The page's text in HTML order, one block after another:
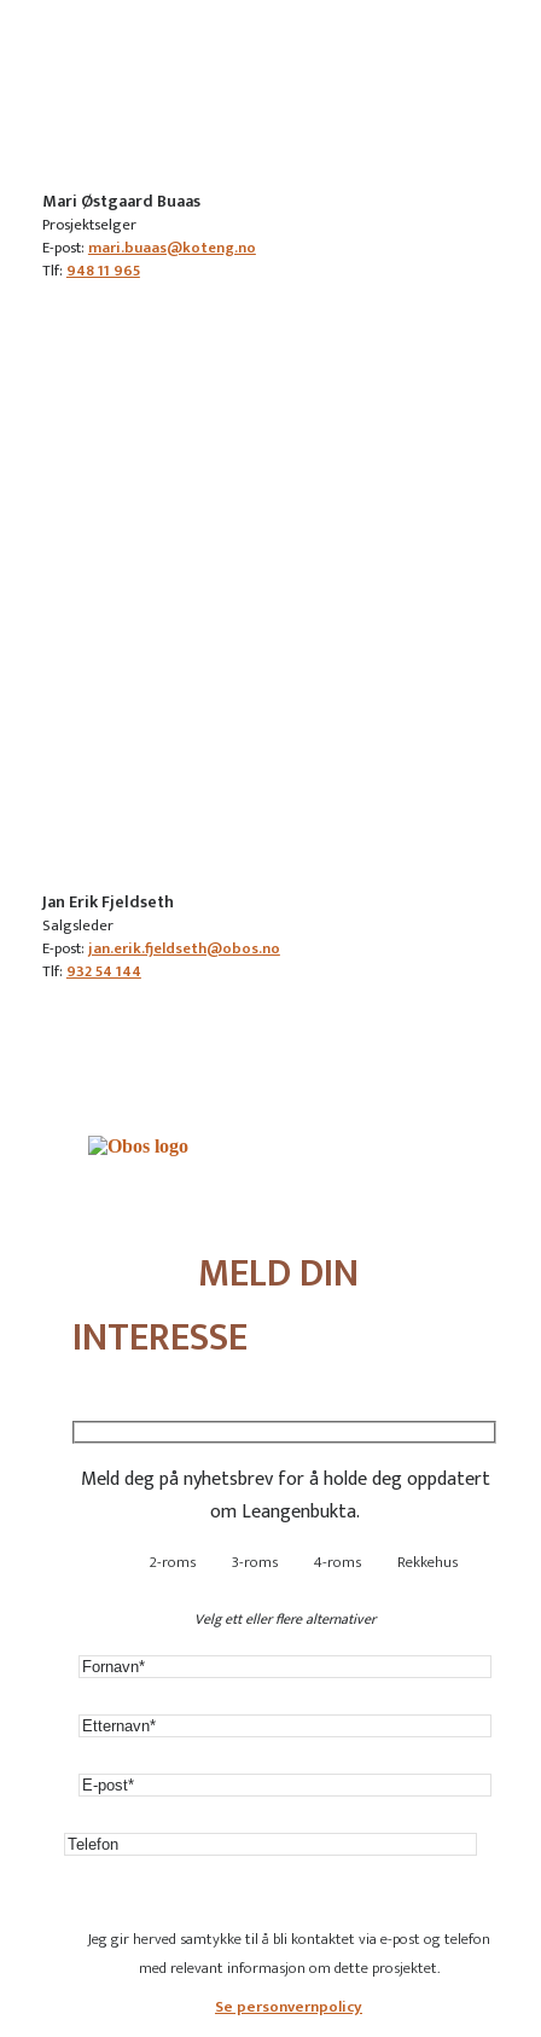
Mari Østgaard Buaas
Prosjektselger
E-post:mari.buaas@koteng.no
Tlf:948 11 965
Jan Erik Fjeldseth
Salgsleder
E-post:jan.erik.fjeldseth@obos.no
Tlf:932 54 144
MELD DIN
INTERESSE
Meld deg på nyhetsbrev for å holde deg oppdatert
om Leangenbukta.
2-roms 3-roms 4-roms Rekkehus
Velg ett eller flere alternativer
Jeg gir herved samtykke til å bli kontaktet via e-post og telefon
med relevant informasjon om dette prosjektet.
Se personvernpolicy